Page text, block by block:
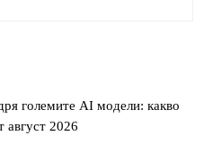
големите AI модели: какво
август 2026